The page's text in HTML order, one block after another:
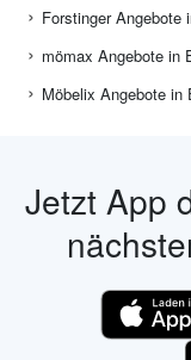
Forstinger Angebote
mömax Angebote in
Möbelix Angebote in
Jetzt App